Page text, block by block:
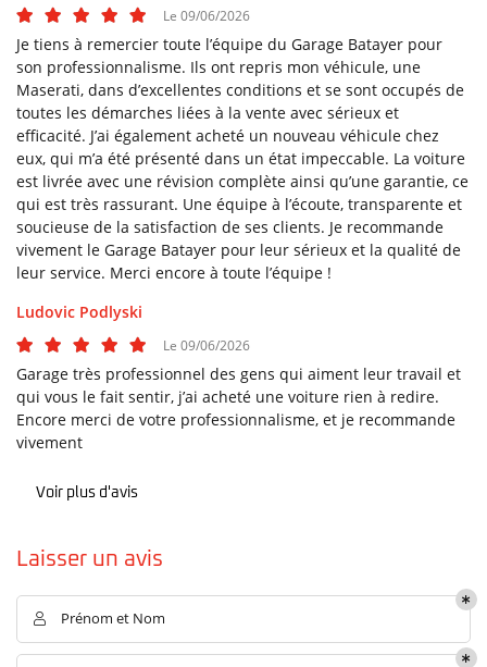
ACCUEIL
ATELIER
SERVICES
VÉHICULES
AVIS
Une question
06 75 79 29
Rejoignez-
Le 09/06/2026
Je tiens à remercier toute l’équipe du Garage Batayer pour
son professionnalisme. Ils ont repris mon véhicule, une
Maserati, dans d’excellentes conditions et se sont occupés de
toutes les démarches liées à la vente avec sérieux et
efficacité. J’ai également acheté un nouveau véhicule chez
eux, qui m’a été présenté dans un état impeccable. La voiture
est livrée avec une révision complète ainsi qu’une garantie, ce
qui est très rassurant. Une équipe à l’écoute, transparente et
soucieuse de la satisfaction de ses clients. Je recommande
vivement le Garage Batayer pour leur sérieux et la qualité de
leur service. Merci encore à toute l’équipe !
Ludovic Podlyski
Le 09/06/2026
Garage très professionnel des gens qui aiment leur travail et
qui vous le fait sentir, j’ai acheté une voiture rien à redire.
Encore merci de votre professionnalisme, et je recommande
vivement
Voir plus d'avis
Laisser un avis
 Prénom et Nom